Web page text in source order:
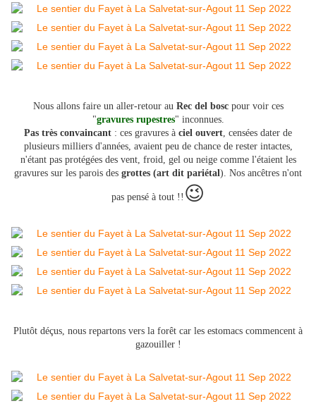
Nous allons faire un aller-retour au Rec del boscpour voir ces
"gravures rupestres" inconnues.
Pas très convaincant : ces gravures à ciel ouvert , censées dater de
plusieurs milliers d'années, avaient peu de chance de rester intactes,
n'étant pas protégées des vent, froid, gel ou neige comme l'étaient les
gravures sur les parois des grottes (art dit pariétal). Nos ancêtres n'ont
pas pensé à tout !! 😉
Plutôt déçus, nous repartons vers la forêt car les estomacs commencent à
gazouiller !